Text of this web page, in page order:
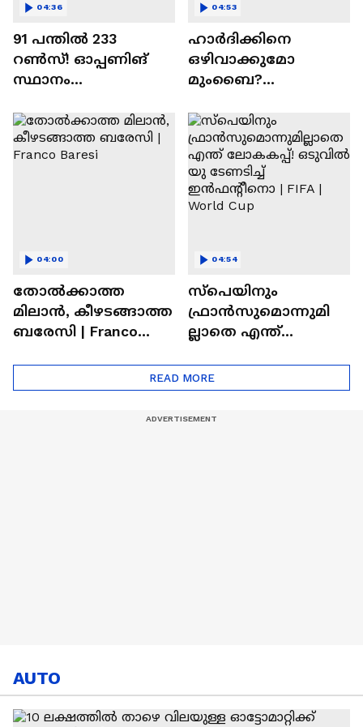
91 പന്തില്‍ 233
റണ്‍സ്! ഓപ്പണിങ്
സ്ഥാനം
അഭിഷേക് ശർമ? |
Abhishek Sharma
04:36
ഹാർദിക്കിനെ
ഒഴിവാക്കുമോ
മുംബൈ?
ട്രേഡ് എളുപ്പമല്ല |
Hardik Pandya | CSK |
MI
04:53
തോല്‍ക്കാത്ത
മിലാന്‍, കീഴടങ്ങാത്ത
ബരേസി | Franco
04:00
സ്പെയിനും
ഫ്രാൻസുമൊന്നുമി
ല്ലാതെ എന്ത്
യു ടേണടിച്ച്
ഇൻഫന്റീനൊ | FIFA |
04:54
READ MORE
AUTO